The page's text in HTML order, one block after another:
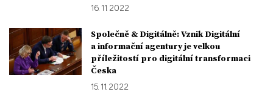
16. 11. 2022
Společně & Digitálně: Vznik Digitální
a informační agentury je velkou
příležitostí pro digitální transformaci
Česka
15. 11. 2022